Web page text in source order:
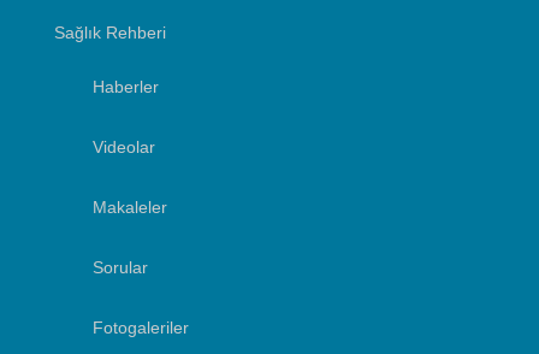
Sağlık Rehberi
Haberler
Videolar
Makaleler
Sorular
Fotogaleriler